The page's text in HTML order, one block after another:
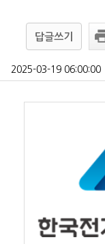
답글쓰기
2025-03-19 06:00:00